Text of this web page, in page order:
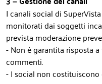
I canali social di
monitorati dai soggetti
prevista moderazione
- Non è garantita risposta
commenti.
- I social non